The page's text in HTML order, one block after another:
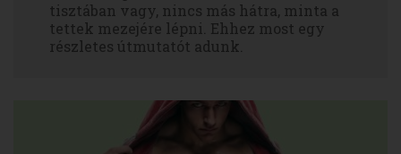
tisztában vagy, nincs más hátra, minta a
tettek mezejére lépni. Ehhez most egy
részletes útmutatót adunk.